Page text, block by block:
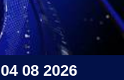
08 2026